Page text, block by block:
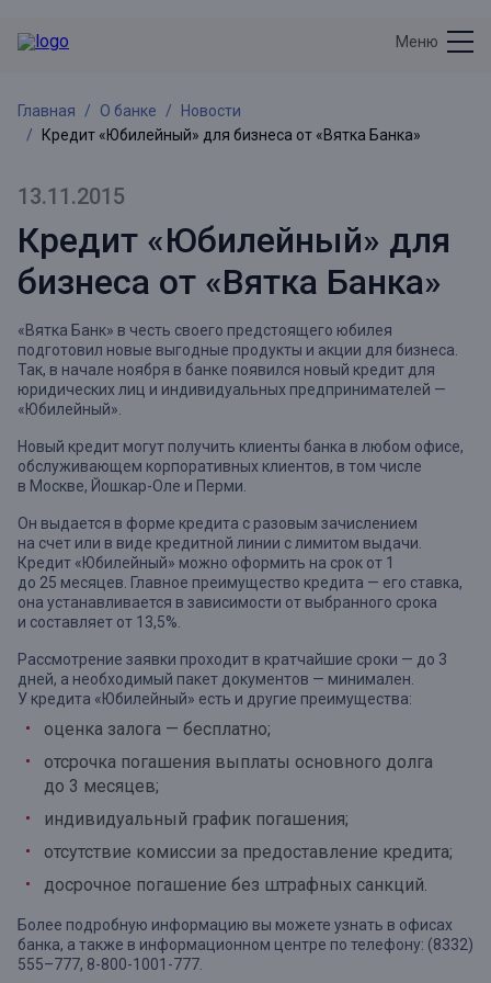
Меню
Главная О банке
Новости
Кредит «Юбилейный» для бизнеса от «Вятка Банка»
13.11.2015
Кредит «Юбилейный» для
бизнеса от «Вятка Банка»
«Вятка Банк» в честь своего предстоящего юбилея
подготовил новые выгодные продукты и акции для бизнеса.
Так, в начале ноября в банке появился новый кредит для
юридических лиц и индивидуальных предпринимателей —
«Юбилейный».
Новый кредит могут получить клиенты банка в любом офисе,
обслуживающем корпоративных клиентов, в том числе
в Москве, Йошкар-Оле и Перми.
Он выдается в форме кредита с разовым зачислением
на счет или в виде кредитной линии с лимитом выдачи.
Кредит «Юбилейный» можно оформить на срок от 1
до 25 месяцев. Главное преимущество кредита — его ставка,
она устанавливается в зависимости от выбранного срока
и составляет от 13,5%.
Рассмотрение заявки проходит в кратчайшие сроки — до 3
дней, а необходимый пакет документов — минимален.
У кредита «Юбилейный» есть и другие преимущества:
оценка залога — бесплатно;
отсрочка погашения выплаты основного долга
до 3 месяцев;
индивидуальный график погашения;
отсутствие комиссии за предоставление кредита;
досрочное погашение без штрафных санкций.
Более подробную информацию вы можете узнать в офисах
банка, а также в информационном центре по телефону: (8332)
555–777, 8-800-1001-777.